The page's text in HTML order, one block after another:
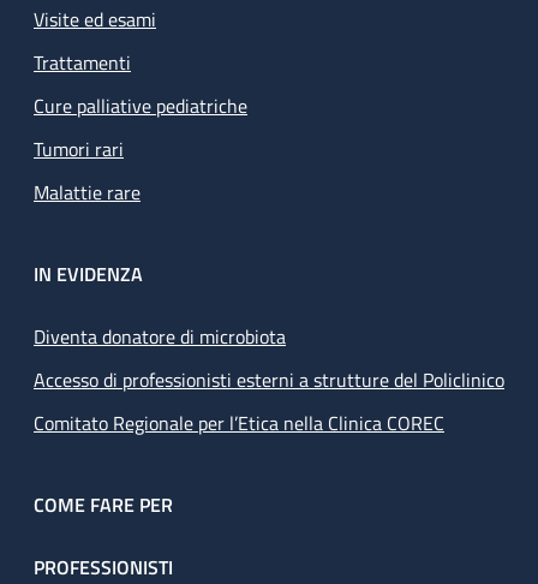
Visite ed esami
Trattamenti
Cure palliative pediatriche
Tumori rari
Malattie rare
IN EVIDENZA
Diventa donatore di microbiota
Accesso di professionisti esterni a strutture del Policlinico
Comitato Regionale per l’Etica nella Clinica COREC
COME FARE PER
PROFESSIONISTI